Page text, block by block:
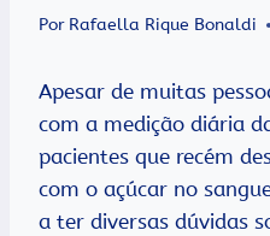
Por Rafaella Rique Bonaldi
Apesar de muitas
com a medição diária
pacientes que recém
com o açúcar no
a ter diversas dúvidas